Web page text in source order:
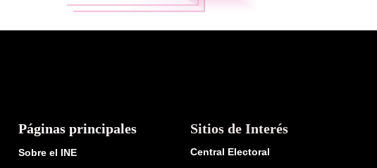
Páginas principales
Sobre el INE
Sitios de Interés
Central Electoral